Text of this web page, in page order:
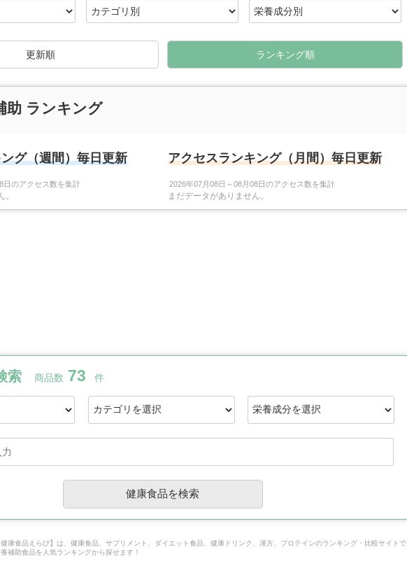
更新順 ランキング順
助 ランキング
グ（週間）毎日更新
日のアクセス数を集計
アクセスランキング（月間）毎日更新
2026年07月08日～08月08日のアクセス数を集計
まだデータがありません。
索 商品数 73 件
康食品えらび】は、健康食品、サプリメント、ダイエット食品、健康ドリンク、漢方、プロテインのランキング・比較サイトで
補助食品を人気ランキングから探せます！